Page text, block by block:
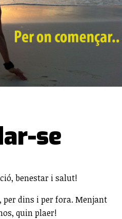
se
benestar i salut!
per dins i per fora. Menjant
quin plaer!